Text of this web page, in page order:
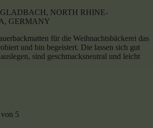
für die Weihnachtsbäckerei das
und bin begeistert. Die lassen sich gut
sind geschmacksneutral und leicht
von 5